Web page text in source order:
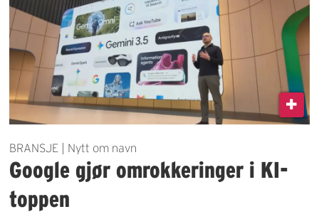
BRANSJE | Nytt om navn
Google gjør omrokkeringer i KI-
toppen